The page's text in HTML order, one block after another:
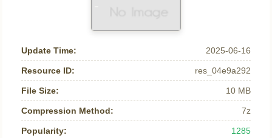
Update Time: 2025-06-16
Resource ID: res_04e9a292
File Size: 10 MB
Compression Method: 7z
Popularity: 1285